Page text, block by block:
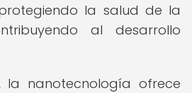
la salud de la
al desarrollo
la nanotecnología ofrece